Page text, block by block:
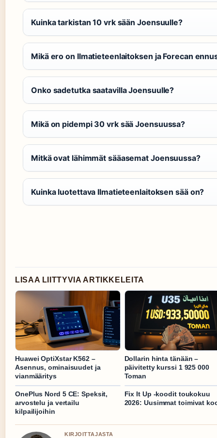
Kuinka tarkistan 10 vrk sään Joensuulle?
Mikä ero on Ilmatieteenlaitoksen ja Forecan
Onko sadetutka saatavilla Joensuulle?
Mikä on pidempi 30 vrk sää Joensuussa?
Mitkä ovat lähimmät sääasemat Joensuussa?
Kuinka luotettava Ilmatieteenlaitoksen sää on?
LISAA LIITTYVIA ARTIKKELEITA
Huawei OptiXstar K562 –
Asennus, ominaisuudet ja
vianmääritys
Dollarin hinta tänään –
päivitetty kurssi 1 925 000
Toman
OnePlus Nord 5 CE: Speksit,
arvostelu ja vertailu
kilpailijoihin
Fix It Up -koodit toukokuu
2026: Uusimmat toimivat
KIRJOITTAJASTA